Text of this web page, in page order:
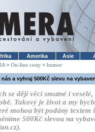
Amerika Asie
> On-line cesty > humor
nás a vyhraj 500Kč slevu na
se dějí věci smutné i
Takový je život a my
mohou být podány
500Kč slevou na